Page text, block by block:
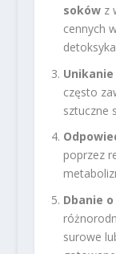
sokówz
cennych
często
sztuczne
poprzez
Dbanie
surowe